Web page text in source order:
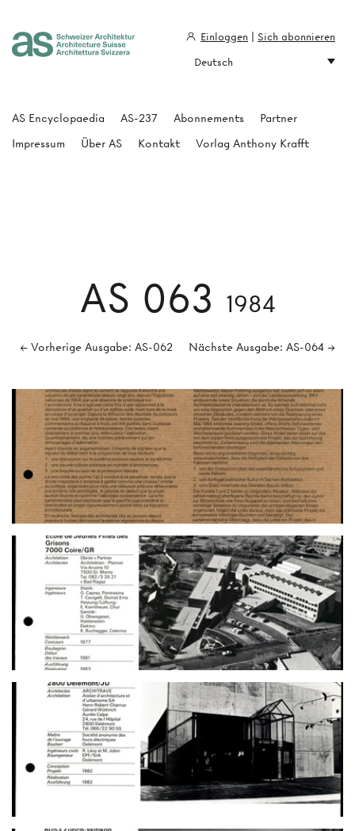
AS 063 1984
← Vorherige Ausgabe: AS-062 Nächste Ausgabe: AS-064 →
AS Encyclopaedia AS-237 Abonnements
Partner
Impressum
Über AS Kontakt Vorlag Anthony Krafft
Einloggen
Sich abonnieren
Deutsch